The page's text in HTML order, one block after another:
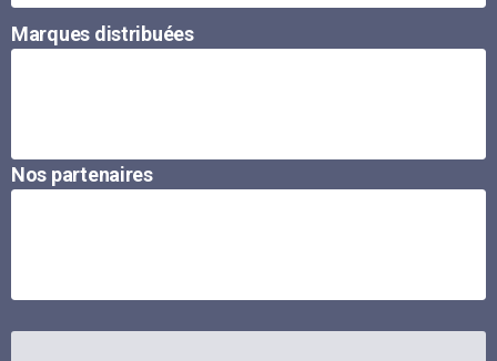
Marques distribuées
Nos partenaires